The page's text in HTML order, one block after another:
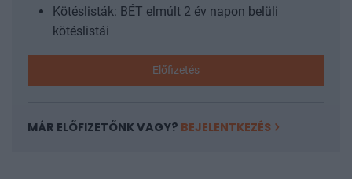
Kötéslisták: BÉT elmúlt 2 év napon belüli
kötéslistái
Előfizetés
MÁR ELŐFIZETŐNK VAGY? BEJELENTKEZÉS